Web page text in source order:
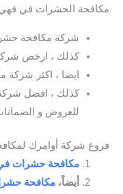
مكافحة الحشرات في فهي
شركة مكافحة
كذلك ، ارخص
ايضا ، اكثر
كذلك ، افضل
للعروض و
فروع شركة أوامرك
مكافحة حشرات
أيضاً، مكافحة